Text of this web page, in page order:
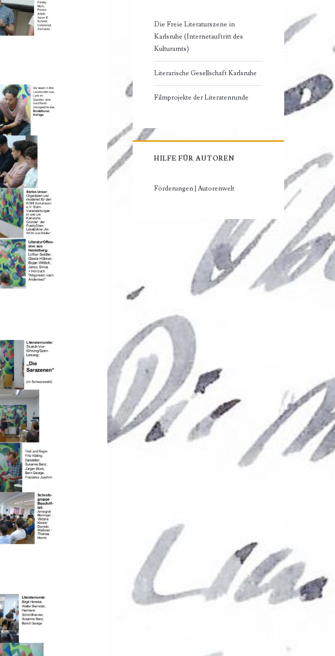
Die Freie Literaturszene in
Karlsruhe (Internetauftritt des
Kulturamts)
Literarische Gesellschaft Karlsruhe
Filmprojekte der Literatenrunde
HILFE FÜR AUTOREN
Förderungen | Autorenwelt